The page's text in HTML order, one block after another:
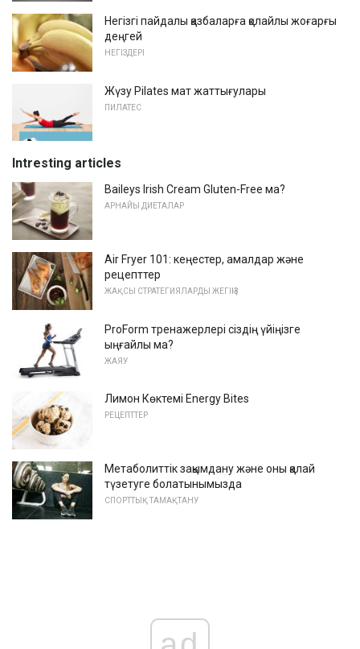
Негізгі пайдалы қазбаларға қолайлы жоғарғы
деңгей
НЕГІЗДЕРІ
Жүзу Pilates мат жаттығулары
ПИЛАТЕС
Intresting articles
Baileys Irish Cream Gluten-Free ма?
АРНАЙЫ ДИЕТАЛАР
Air Fryer 101: кеңестер, амалдар және
рецепттер
ЖАҚСЫ СТРАТЕГИЯЛАРДЫ ЖЕГІҢІЗ
ProForm тренажерлері сіздің үйіңізге
ыңғайлы ма?
ЖАЯУ
Лимон Көктемі Energy Bites
РЕЦЕПТТЕР
Метаболиттік зақымдану және оны қалай
түзетуге болатынымызда
СПОРТТЫҚ ТАМАҚТАНУ